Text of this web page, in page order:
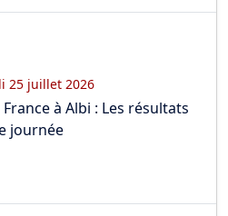
25 juillet 2026
à Albi : Les résultats
journée